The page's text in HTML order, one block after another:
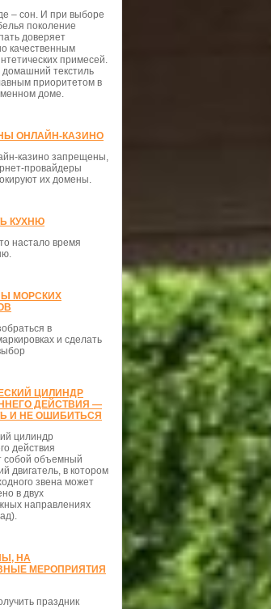
– сон. И при выборе
поколение
доверяет
качественным
примесей.
текстиль
приоритетом в
доме.
ОНЛАЙН-КАЗИНО
казино запрещены,
провайдеры
их домены.
КУХНЮ
настало время
МОРСКИХ
в
и сделать
ЦИЛИНДР
ДЕЙСТВИЯ —
И НЕ ОШИБИТЬСЯ
цилиндр
действия
собой объемный
двигатель, в котором
звена может
в двух
направлениях
НА
МЕРОПРИЯТИЯ
праздник